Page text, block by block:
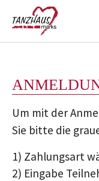
Um mit der
Sie bitte die
1) Zahlungsart
2) Eingabe